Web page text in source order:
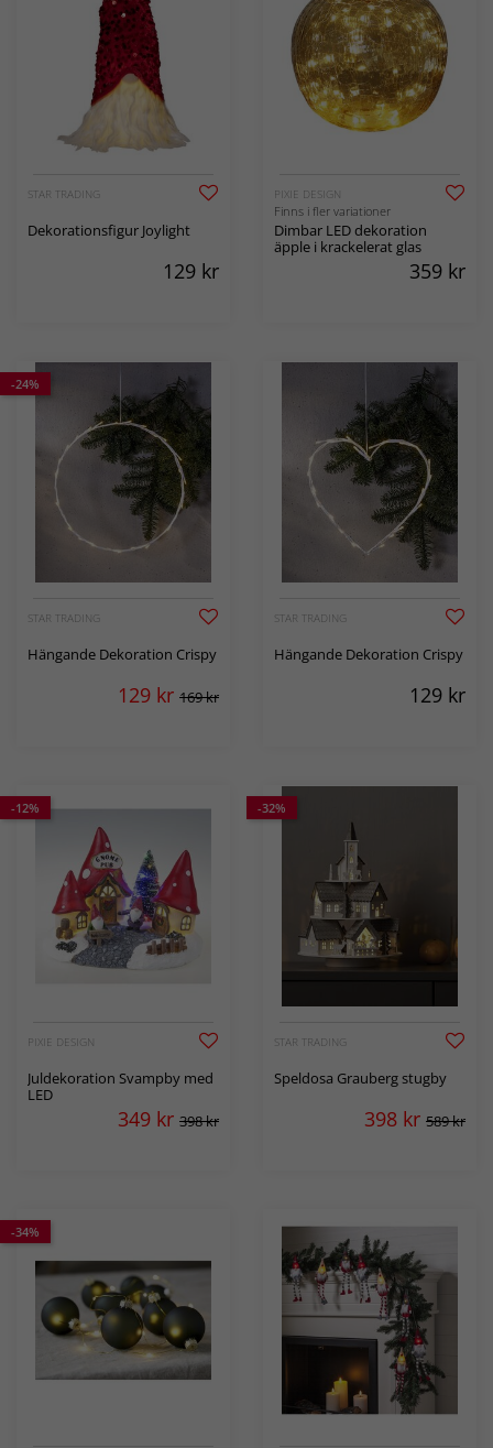
STAR TRADING
Dekorationsfigur Joylight
129 kr
PIXIE DESIGN
Finns i fler variationer
Dimbar LED dekoration
äpple i krackelerat glas
359 kr
-24%
STAR TRADING
Hängande Dekoration Crispy
129 kr 169 kr
STAR TRADING
Hängande Dekoration Crispy
129 kr
-12%
PIXIE DESIGN
Juldekoration Svampby med
LED
349 kr 398 kr
-32%
STAR TRADING
Speldosa Grauberg stugby
398 kr 589 kr
-34%